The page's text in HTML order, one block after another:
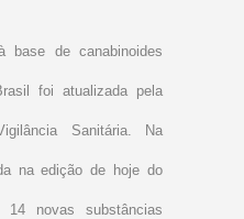
de canabinoides
foi atualizada pela
Sanitária. Na
na edição de hoje do
novas substâncias